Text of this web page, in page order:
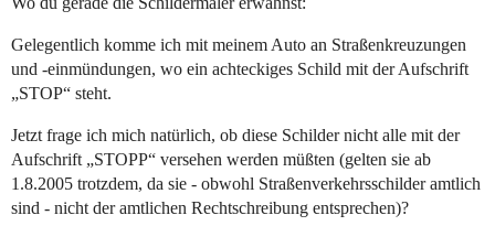
Gelegentlich komme ich mit meinem Auto an Straßenkreuzungen
und -einmündungen, wo ein achteckiges Schild mit der Aufschrift
„STOP“ steht.
Jetzt frage ich mich natürlich, ob diese Schilder nicht alle mit der
Aufschrift „STOPP“ versehen werden müßten (gelten sie ab
1.8.2005 trotzdem, da sie - obwohl Straßenverkehrsschilder amtlich
sind - nicht der amtlichen Rechtschreibung entsprechen)?